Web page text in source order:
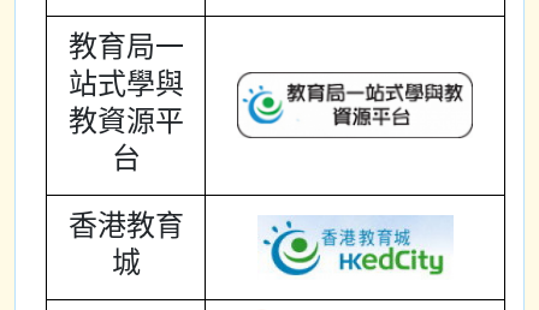
教育局一
站式學與
教資源平
台
香港教育
城